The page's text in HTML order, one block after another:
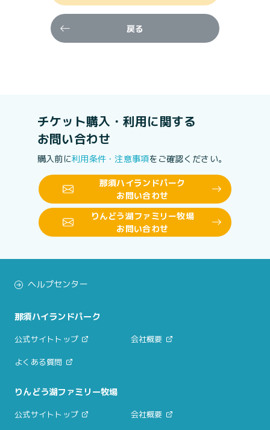
戻る
チケット購入・利用に関する
お問い合わせ
購入前に利用条件・注意事項をご確認ください。
那須ハイランドパーク
お問い合わせ
りんどう湖ファミリー牧場
お問い合わせ
ヘルプセンター
那須ハイランドパーク
公式サイトトップ 会社概要
よくある質問
りんどう湖ファミリー牧場
公式サイトトップ 会社概要